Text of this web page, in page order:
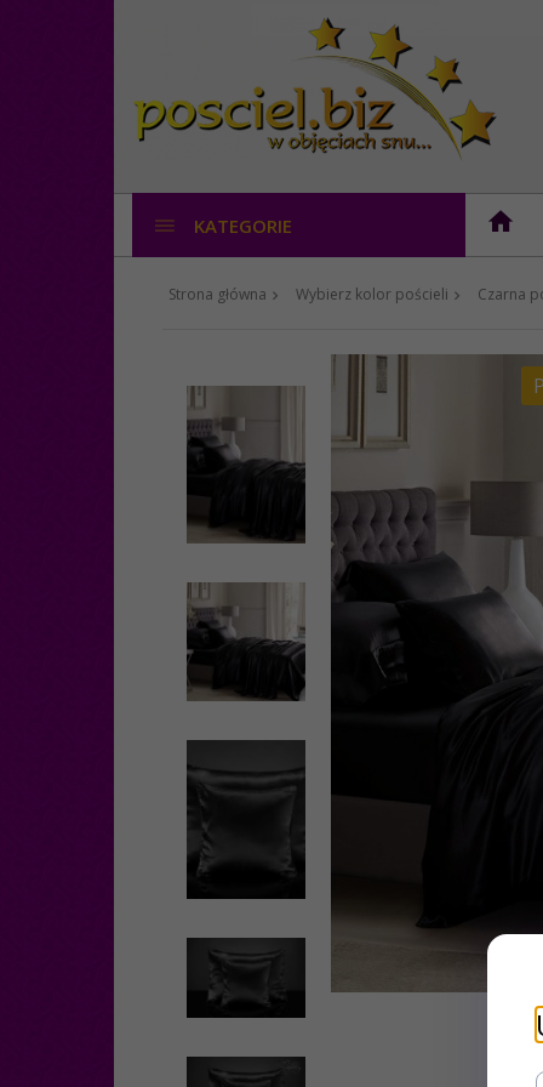
KATEGORIE
Strona główna Wybierz kolor pościeli Czarna